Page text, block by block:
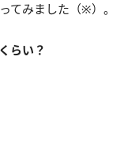
てみました（※）。
らい？